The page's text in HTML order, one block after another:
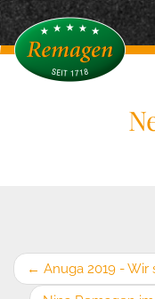
← Anuga 2019 - Wir